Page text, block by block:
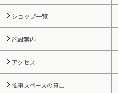
ショップ一覧
施設案内
アクセス
催事スペースの貸出